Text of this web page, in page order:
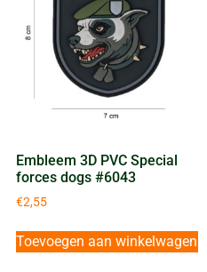
Embleem 3D PVC Special
forces dogs #6043
€2,55
Toevoegen aan winkelwagen